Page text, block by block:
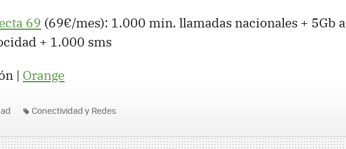
69 (69€/mes): 1.000 min. llamadas nacionales + 5Gb a
+ 1.000 sms
| Orange
Conectividad y Redes